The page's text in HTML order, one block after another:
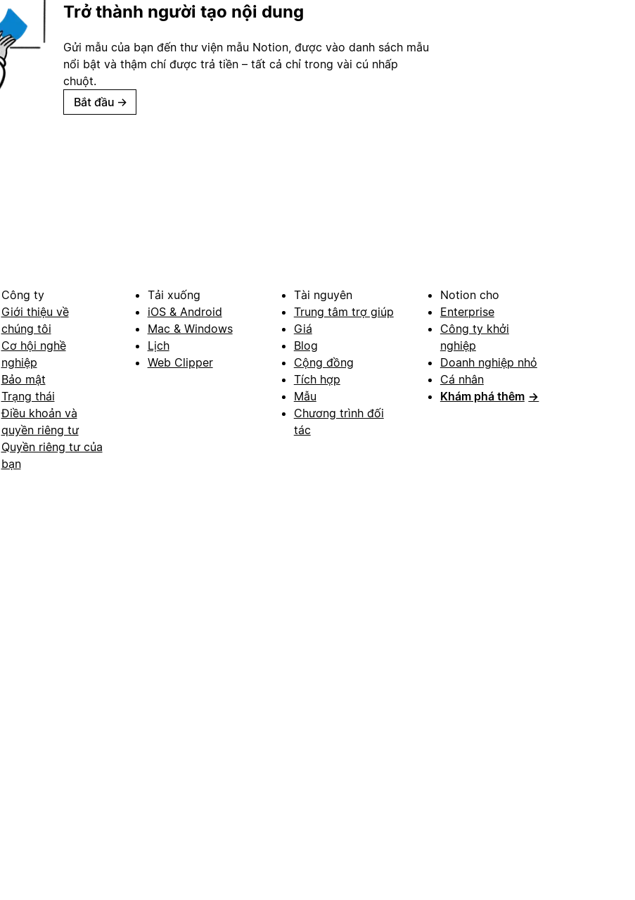
Trở thành người tạo nội dung
Gửi mẫu của bạn đến thư viện mẫu Notion, được vào danh sách mẫu
nổi bật và thậm chí được trả tiền – tất cả chỉ trong vài cú nhấp
chuột.
Bắt đầu →
Công ty
Giới thiệu về
chúng tôi
Cơ hội nghề
nghiệp
Bảo mật
Trạng thái
Điều khoản và
quyền riêng tư
Quyền riêng tư của
bạn
Tải xuống
iOS & Android
Mac & Windows
Lịch
Web Clipper
Tài nguyên
Trung tâm trợ giúp
Giá
Blog
Cộng đồng
Tích hợp
Mẫu
Chương trình đối
tác
Notion cho
Enterprise
Công ty khởi
nghiệp
Doanh nghiệp nhỏ
Cá nhân
Khám phá thêm →